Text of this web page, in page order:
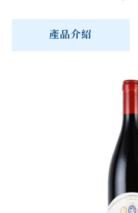
產品介紹